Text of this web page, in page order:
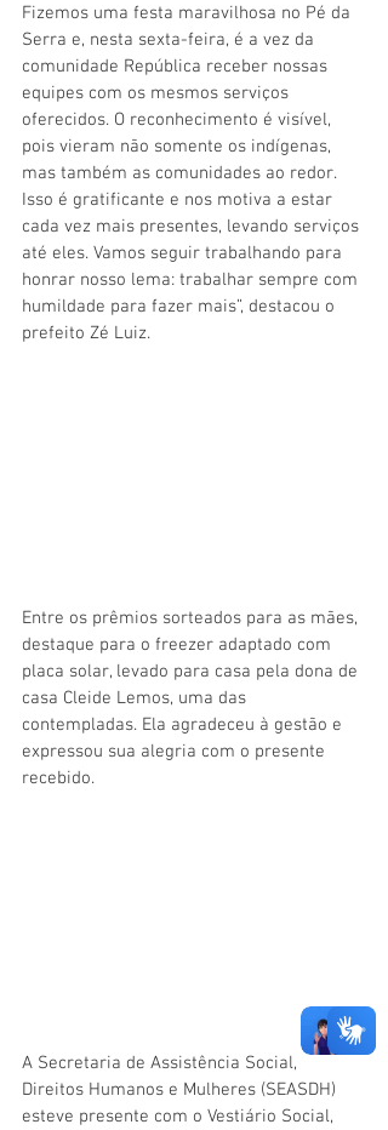
Fizemos uma festa maravilhosa no Pé da
Serra e, nesta sexta-feira, é a vez da
comunidade República receber nossas
equipes com os mesmos serviços
oferecidos. O reconhecimento é visível,
pois vieram não somente os indígenas,
mas também as comunidades ao redor.
Isso é gratificante e nos motiva a estar
cada vez mais presentes, levando serviços
até eles. Vamos seguir trabalhando para
honrar nosso lema: trabalhar sempre com
humildade para fazer mais”, destacou o
prefeito Zé Luiz.
Entre os prêmios sorteados para as mães,
destaque para o freezer adaptado com
placa solar, levado para casa pela dona de
casa Cleide Lemos, uma das
contempladas. Ela agradeceu à gestão e
expressou sua alegria com o presente
recebido.
A Secretaria de Assistência Social,
Direitos Humanos e Mulheres (SEASDH)
esteve presente com o Vestiário Social,